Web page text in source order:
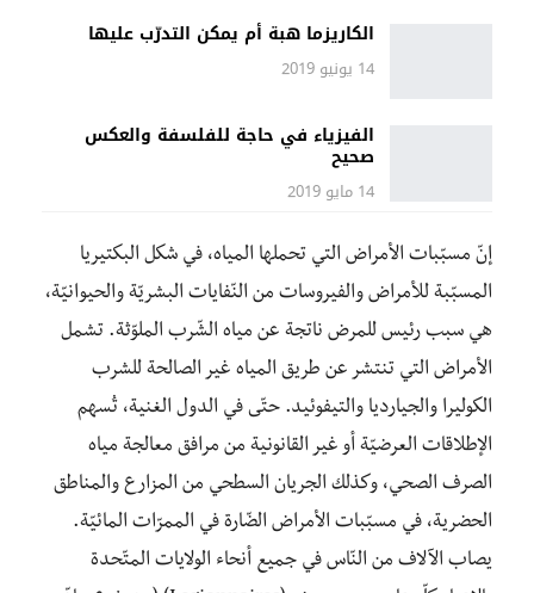
الكاريزما هبة أم يمكن التدرّب عليها
14 يونيو 2019
الفيزياء في حاجة للفلسفة والعكس
صحيح
14 مايو 2019
إنّ مسبّبات الأمراض التي تحملها المياه، في شكل البكتيريا
المسبّبة للأمراض والفيروسات من النّفايات البشريّة والحيوانيّة،
هي سبب رئيس للمرض ناتجة عن مياه الشّرب الملوّثة. تشمل
الأمراض التي تنتشر عن طريق المياه غير الصالحة للشرب
الكوليرا والجيارديا والتيفوئيد. حتّى في الدول الغنية، تُسهم
الإطلاقات العرضيّة أو غير القانونية من مرافق معالجة مياه
الصرف الصحي، وكذلك الجريان السطحي من المزارع والمناطق
الحضرية، في مسبّبات الأمراض الضّارة في الممرّات المائيّة.
يصاب الآلاف من النّاس في جميع أنحاء الولايات المتّحدة